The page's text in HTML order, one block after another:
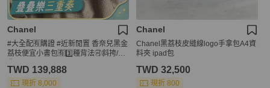
Chanel
#大全配🈶購證 #近新閒置 香奈兒黑金
荔枝便宜小書包🈶3️⃣種背法🉑斜挎/肩
TWD 139,888
現折 8,000
Chanel
Chanel黑荔枝皮縫線logo手拿包A4資
料夾 ipad包
TWD 32,500
現折 800